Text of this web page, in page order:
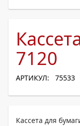
7120
АРТИКУЛ: 75533
Кассета для